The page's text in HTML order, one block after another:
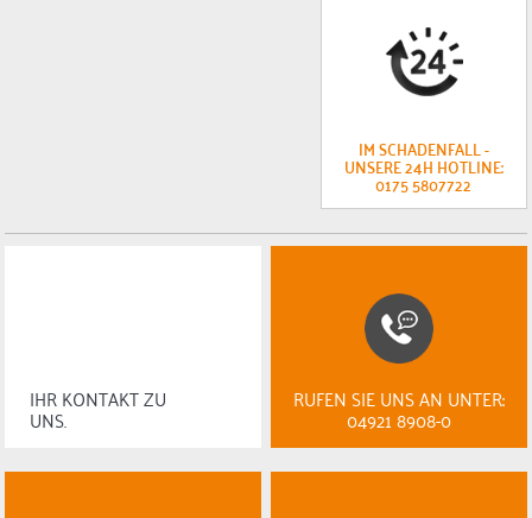
IM SCHADENFALL -
UNSERE 24H HOTLINE:
0175 5807722
IHR KONTAKT ZU
UNS.
RUFEN SIE UNS AN UNTER:
04921 8908-0